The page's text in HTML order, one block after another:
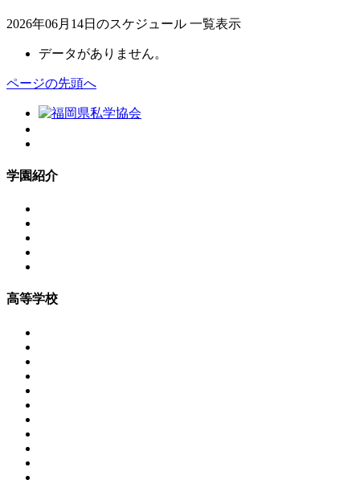
2026年06月14日のスケジュール 一覧表示
データがありません。
ページの先頭へ
学園紹介
高等学校